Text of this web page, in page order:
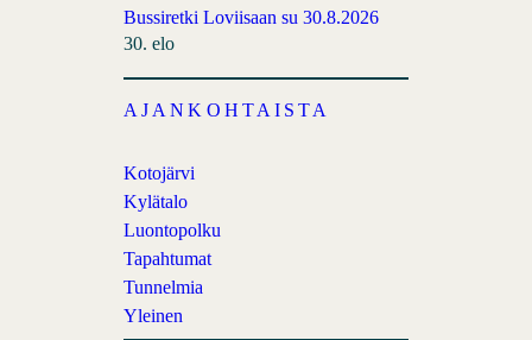
Bussiretki Loviisaan su 30.8.2026
30. elo
AJANKOHTAISTA
Kotojärvi
Kylätalo
Luontopolku
Tapahtumat
Tunnelmia
Yleinen